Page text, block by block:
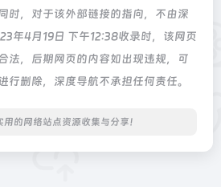
时，对于该外部链接的指向，不由深
年4月19日 下午12:38收录时，该网页
法，后期网页的内容如出现违规，可
行删除，深度导航不承担任何责任。
的网络站点资源收集与分享！